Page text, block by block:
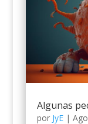
Algunas
por JyE|